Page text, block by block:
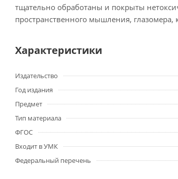
тщательно обработаны и покрыты
пространственного мышления,
Характеристики
Издательство
Год издания
Предмет
Тип материала
ФГОС
Входит в УМК
Федеральный перечень